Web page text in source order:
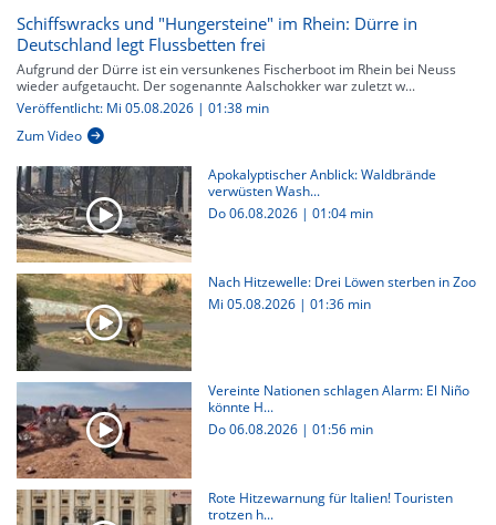
Schiffswracks und "Hungersteine" im Rhein: Dürre in
Deutschland legt Flussbetten frei
Aufgrund der Dürre ist ein versunkenes Fischerboot im Rhein bei Neuss
wieder aufgetaucht. Der sogenannte Aalschokker war zuletzt w...
Veröffentlicht: Mi 05.08.2026 | 01:38 min
Zum Video
Apokalyptischer Anblick: Waldbrände
verwüsten Wash...
Do 06.08.2026 | 01:04 min
Nach Hitzewelle: Drei Löwen sterben in Zoo
Mi 05.08.2026 | 01:36 min
Vereinte Nationen schlagen Alarm: El Niño
könnte H...
Do 06.08.2026 | 01:56 min
Rote Hitzewarnung für Italien! Touristen
trotzen h...